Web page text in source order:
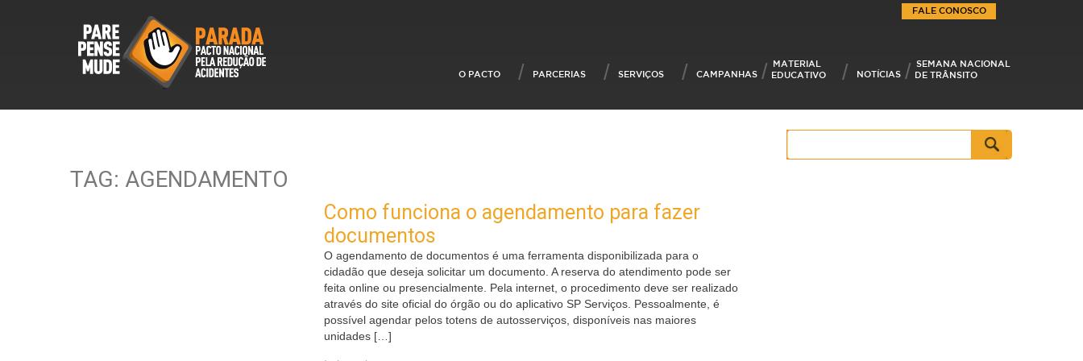
O PACTO PARCERIAS SERVIÇOS CAMPANHAS
MATERIAL
EDUCATIVO
NOTÍCIAS
SEMANA NACIONAL
DE TRÂNSITO
FALE CONOSCO
TAG: AGENDAMENTO
Como funciona o agendamento para fazer
documentos
O agendamento de documentos é uma ferramenta disponibilizada para o
cidadão que deseja solicitar um documento. A reserva do atendimento pode ser
feita online ou presencialmente. Pela internet, o procedimento deve ser realizado
através do site oficial do órgão ou do aplicativo SP Serviços. Pessoalmente, é
possível agendar pelos totens de autosserviços, disponíveis nas maiores
unidades […]
Pesquisar
por: